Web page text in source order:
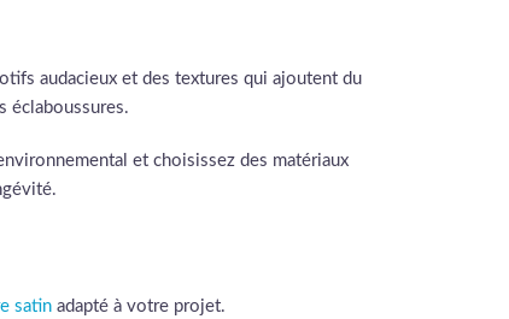
audacieux et des textures qui ajoutent du
éclaboussures.
et choisissez des matériaux
satin adapté à votre projet.